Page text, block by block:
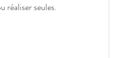
réaliser seules.